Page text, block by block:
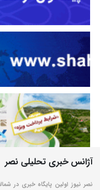
آژانس خبری تحلیلی نصر
نصر نیوز اولین پایگاه خبری در